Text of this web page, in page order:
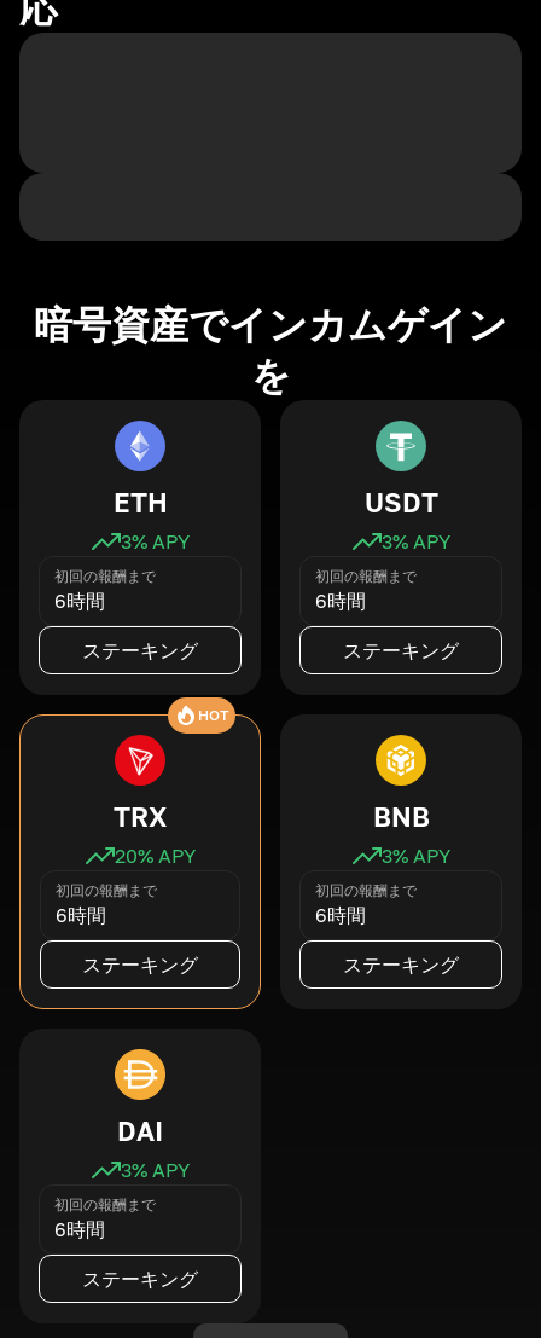
暗号資産でインカムゲイン
を
ETH
3% APY
初回の報酬まで
6時間
ステーキング
USDT
3% APY
初回の報酬まで
6時間
ステーキング
HOT
TRX
20% APY
初回の報酬まで
6時間
ステーキング
BNB
3% APY
初回の報酬まで
6時間
ステーキング
DAI
3% APY
初回の報酬まで
6時間
ステーキング